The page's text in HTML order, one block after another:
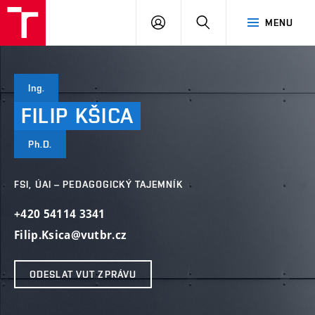
MENU
PŘIHLÁSIT
Ing.
FILIP KŠICA
Ph.D.
FSI, ÚAI – PEDAGOGICKÝ TAJEMNÍK
+420 54114 3341
Filip.Ksica@vutbr.cz
ODESLAT VUT ZPRÁVU